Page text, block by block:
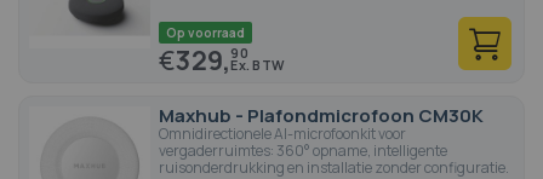
Op voorraad
€329,90
Maxhub - Plafondmicrofoon CM30K
Omnidirectionele AI-microfoonkit voor
vergaderruimtes: 360° opname, intelligente
ruisonderdrukking en installatie zonder configuratie.